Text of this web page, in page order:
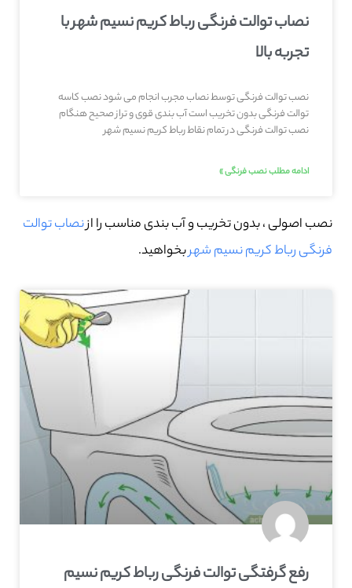
نصاب توالت فرنگی رباط کریم نسیم شهر با
تجربه بالا
نصب توالت فرنگی توسط نصاب مجرب انجام می شود نصب کاسه
توالت فرنگی بدون تخریب است آب بندی قوی و تراز صحیح هنگام
نصب توالت فرنگی در تمام نقاط رباط کریم نسیم شهر
ادامه مطلب نصب فرنگی »
نصب اصولی ، بدون تخریب و آب بندی مناسب را ازنصاب توالت
فرنگی رباط کریم نسیم شهربخواهید.
رفع گرفتگی توالت فرنگی رباط کریم نسیم